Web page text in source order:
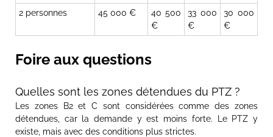
2 personnes
45 000 €
40 500
€
33 000
€
30 000
€
Foire aux questions
Quelles sont les zones détendues du PTZ ?
Les zones B2 et C sont considérées comme des zones
détendues, car la demande y est moins forte. Le PTZ y
existe, mais avec des conditions plus strictes.